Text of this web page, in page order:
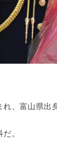
、富山県出
。